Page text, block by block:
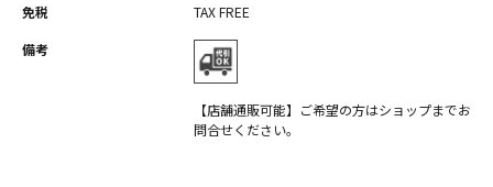
免税
TAX FREE
備考
【店舗通販可能】ご希望の方はショップまでお
問合せください。